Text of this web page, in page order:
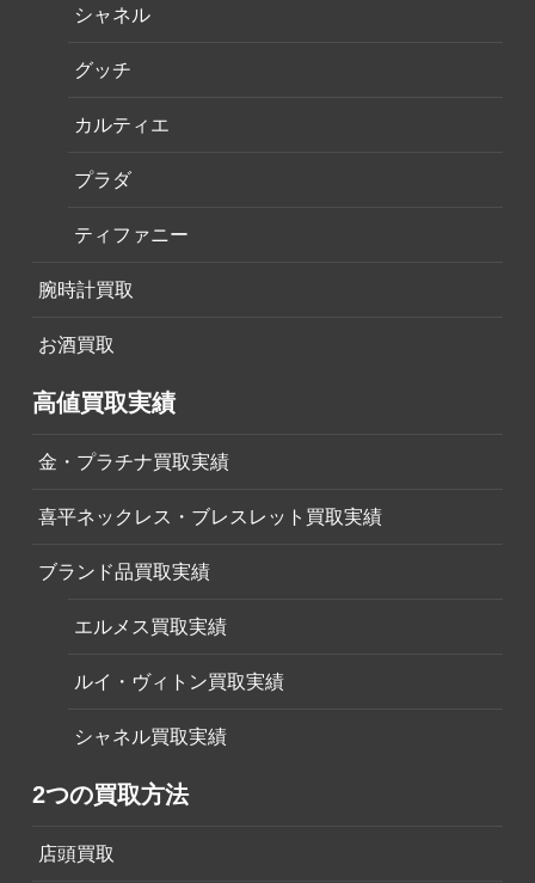
シャネル
グッチ
カルティエ
プラダ
ティファニー
腕時計買取
お酒買取
高値買取実績
金・プラチナ買取実績
喜平ネックレス・ブレスレット買取実績
ブランド品買取実績
エルメス買取実績
ルイ・ヴィトン買取実績
シャネル買取実績
2つの買取方法
店頭買取